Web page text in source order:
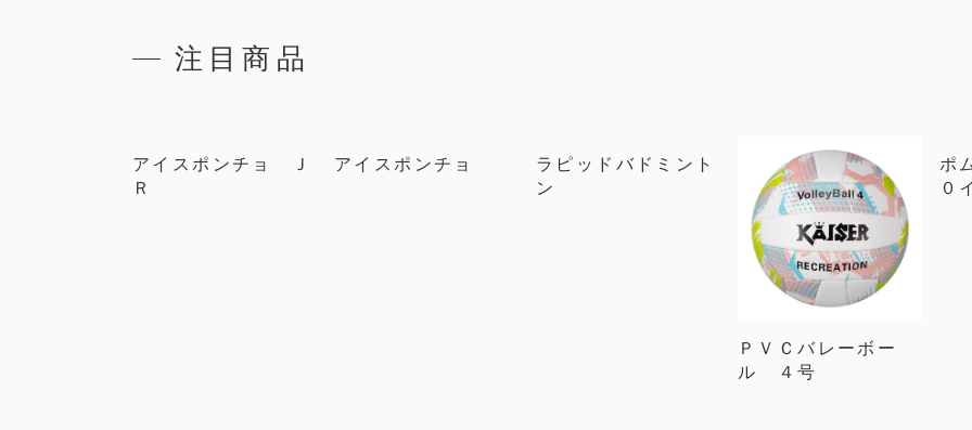
注目商品
アイスポンチョ Ｊ
Ｒ
アイスポンチョ
ラピッドバドミント
ン
ＰＶＣバレーボー
ル ４号
ポ
０